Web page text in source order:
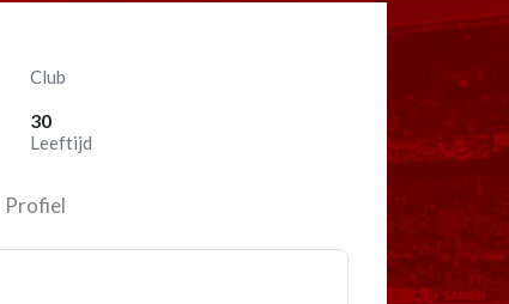
Club
30
Leeftijd
Profiel